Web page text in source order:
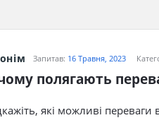
Запитав: 16 Травня, 2023
полягають
які можливі переваги